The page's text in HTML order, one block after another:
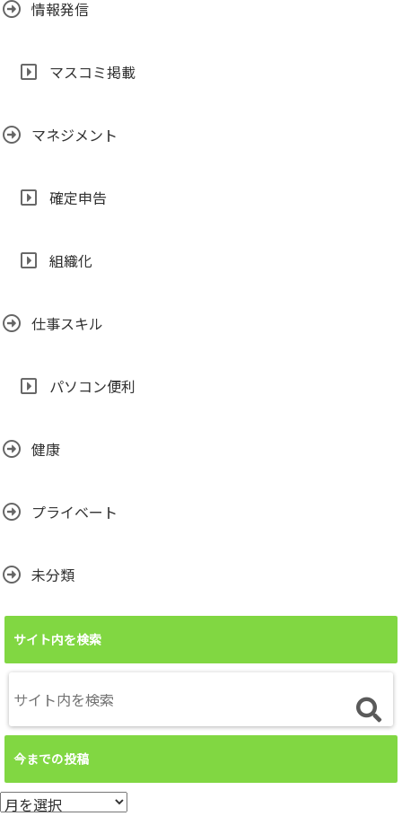
情報発信
マスコミ掲載
マネジメント
確定申告
組織化
仕事スキル
パソコン便利
健康
プライベート
未分類
サイト内を検索
今までの投稿
今